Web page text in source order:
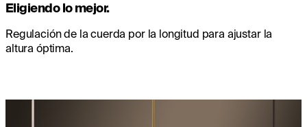
Eligiendo lo mejor.
Regulación de la cuerda por la longitud para ajustar la
altura óptima.